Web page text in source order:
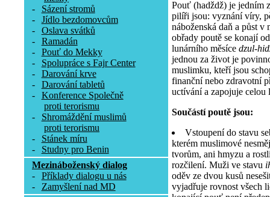
-
Sázení stromů
-
Jídlo bezdomovcům
-
Oslava svátků
-
Ramadán
-
Pouť do Mekky
-
Spolupráce s Fajr Center
-
Darování krve
-
Darování tabletů
-
Konference Společně
proti terorismu
-
Shromáždění muslimů
proti terorismu
-
Stánek míru
-
Studny pro Benin
Mezináboženský dialog
-
Příklady dialogu u nás
-
Zamyšlení nad MD
Pouť (hadždž) je jedním
pilíři jsou: vyznání víry,
náboženská daň a půst
obřady poutě se konají
lunárního měsíce dzul-
jednou za život je
muslimku, kteří jsou
finanční nebo zdravotní
uctívání a zapojuje celou
Součástí poutě jsou:
Vstoupení do stavu
kterém muslimové
tvorům, ani hmyzu a
rozčilení. Muži ve stavu
oděv ze dvou kusů
vyjadřuje rovnost všech